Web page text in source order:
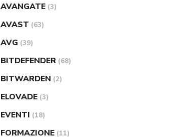
AVANGATE (3)
AVAST (63)
AVG (39)
BITDEFENDER (68)
BITWARDEN (2)
ELOVADE (3)
EVENTI (18)
FORMAZIONE (11)